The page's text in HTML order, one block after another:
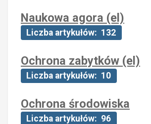
Naukowa agora (el)
Liczba artykułów: 132
Ochrona zabytków (el)
Liczba artykułów: 10
Ochrona środowiska
Liczba artykułów: 96